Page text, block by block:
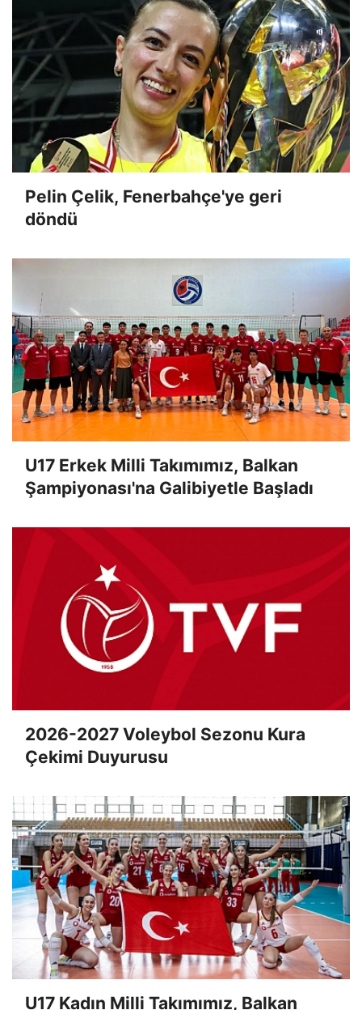
Pelin Çelik, Fenerbahçe'ye geri
döndü
U17 Erkek Milli Takımımız, Balkan
Şampiyonası'na Galibiyetle Başladı
2026-2027 Voleybol Sezonu Kura
Çekimi Duyurusu
U17 Kadın Milli Takımımız, Balkan